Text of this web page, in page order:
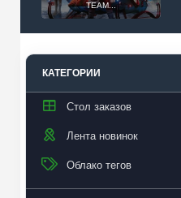
TEAM...
КАТЕГОРИИ
Стол заказов
Лента новинок
Облако тегов